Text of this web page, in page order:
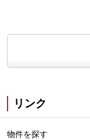
リンク
物件を探す